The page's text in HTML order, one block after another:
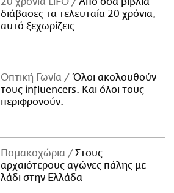
διάβασες τα τελευταία 20 χρόνια,
αυτό ξεχωρίζεις
Οπτική Γωνία
Όλοι ακολουθούν
τους influencers. Και όλοι τους
περιφρονούν.
Πομακοχώρια
Στους
αρχαιότερους αγώνες πάλης με
λάδι στην Ελλάδα